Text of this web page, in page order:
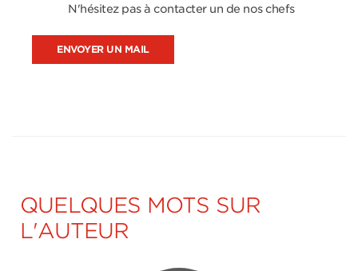
N'hésitez pas à contacter un de nos chefs
ENVOYER UN MAIL
QUELQUES MOTS SUR
L'AUTEUR